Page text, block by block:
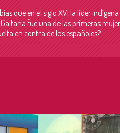
que en el siglo XVI la líder
fue una de las primeras
en contra de los españoles?